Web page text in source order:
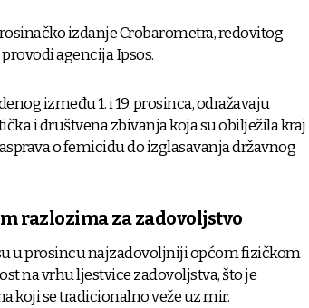
izdanje Crobarometra, redovitog
agencija Ipsos.
između 1. i 19. prosinca, odražavaju
i društvena zbivanja koja su obilježila kraj
o femicidu do izglasavanja državnog
razlozima za zadovoljstvo
u prosincu najzadovoljniji općom fizičkom
na vrhu ljestvice zadovoljstva, što je
koji se tradicionalno veže uz mir.